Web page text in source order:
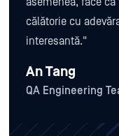
călătorie cu
interesantă."
An Tang
QA Engineering